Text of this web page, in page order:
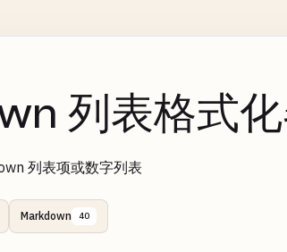
列表格式
列表项或数字列表
Markdown 40